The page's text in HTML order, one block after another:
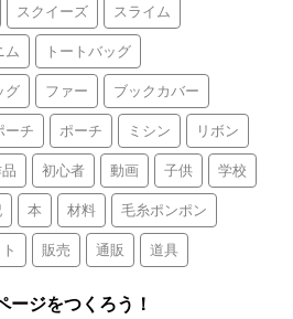
スクイーズ スライム
ム トートバッグ
グ ファー ブックカバー
ーチ ポーチ ミシン リボン
初心者 動画 子供 学校
本 材料 毛糸ポンポン
販売 通販 道具
ージをつくろう！